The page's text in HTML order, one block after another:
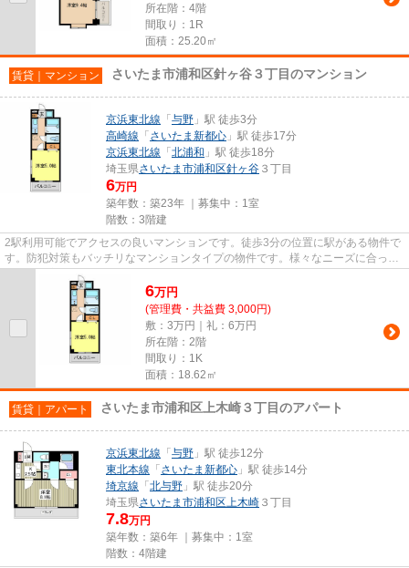
所在階：4階
間取り：1R
面積：25.20㎡
賃貸｜マンション さいたま市浦和区針ヶ谷３丁目のマンション
京浜東北線 「 与野 」駅 徒歩3分
高崎線 「 さいたま新都心 」駅 徒歩17分
京浜東北線 「 北浦和 」駅 徒歩18分
埼玉県さいたま市浦和区針ヶ谷 ３丁目
6万円
築年数：築23年 ｜募集中： 1室
階数：3階建
2駅利用可能でアクセスの良いマンションです。徒歩3分の位置に駅がある物件で
す。防犯対策もバッチリなマンションタイプの物件です。様々なニーズに合った
物件を豊富に取り揃えており...
6万円
(管理費・共益費 3,000円)
敷：3万円｜礼：6万円
所在階：2階
間取り：1K
面積：18.62㎡
賃貸｜アパート さいたま市浦和区上木崎３丁目のアパート
京浜東北線 「 与野 」駅 徒歩12分
東北本線 「 さいたま新都心 」駅 徒歩14分
埼京線 「 北与野 」駅 徒歩20分
埼玉県さいたま市浦和区上木崎 ３丁目
7.8万円
築年数：築6年 ｜募集中： 1室
階数：4階建